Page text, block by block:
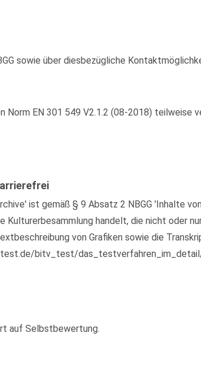
sowie über diesbezügliche
Norm EN 301 549 V2.1.2 (08-2018) teilweise
ist gemäß § 9 Absatz 2 NBGG 'Inhalte
handelt, die nicht oder
von Grafiken sowie die
bitv_test/
auf Selbstbewertung.